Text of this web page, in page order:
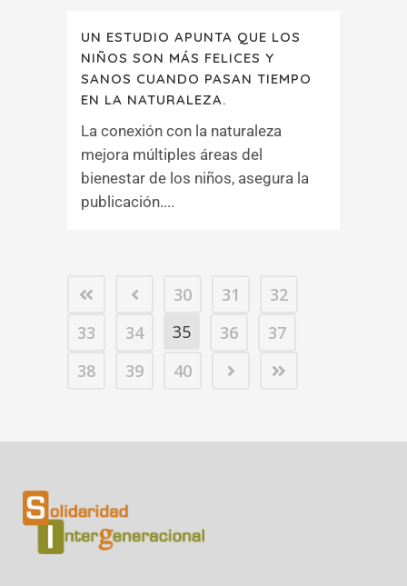
UN ESTUDIO APUNTA QUE LOS
NIÑOS SON MÁS FELICES Y
SANOS CUANDO PASAN TIEMPO
EN LA NATURALEZA.
La conexión con la naturaleza
mejora múltiples áreas del
bienestar de los niños, asegura la
publicación....
30 31
32
33
34 35 36
37
38
39 40